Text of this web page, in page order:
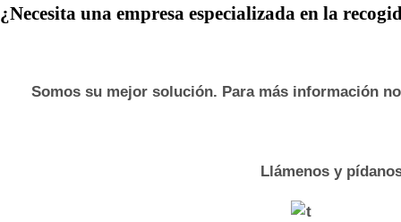
¿Necesita una empresa especializada en la
Somos su mejor solución. Para más información
Llámenos y